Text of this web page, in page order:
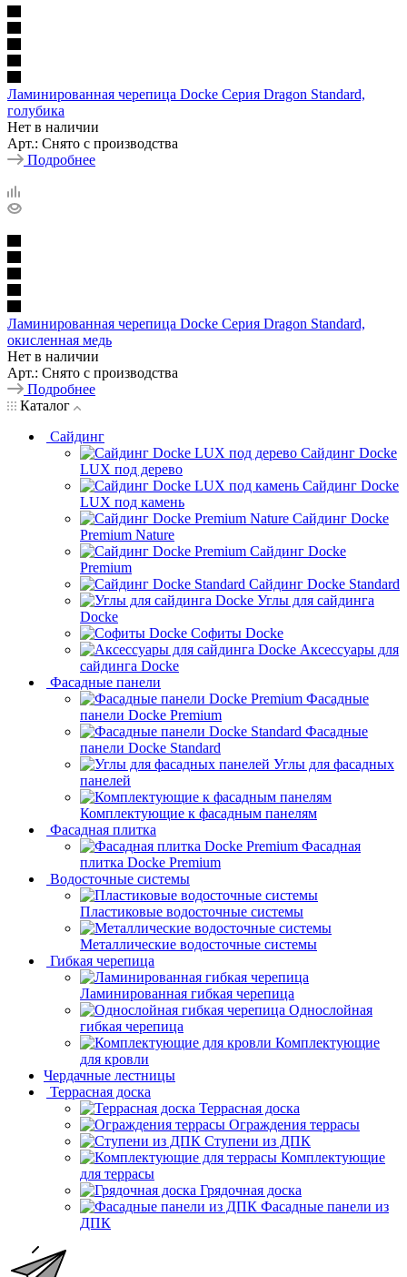
Ламинированная черепица Docke Серия Dragon Standard,
голубика
Нет в наличии
Арт.: Снято с производства
Подробнее
Ламинированная черепица Docke Серия Dragon Standard,
окисленная медь
Нет в наличии
Арт.: Снято с производства
Подробнее
Каталог
Сайдинг
Сайдинг Docke
LUX под дерево
Сайдинг Docke
LUX под камень
Сайдинг Docke
Premium Nature
Сайдинг Docke
Premium
Сайдинг Docke Standard
Углы для сайдинга
Docke
Софиты Docke
Аксессуары для
сайдинга Docke
Фасадные панели
Фасадные
панели Docke Premium
Фасадные
панели Docke Standard
Углы для фасадных
панелей
Комплектующие к фасадным панелям
Фасадная плитка
Фасадная
плитка Docke Premium
Водосточные системы
Пластиковые водосточные системы
Металлические водосточные системы
Гибкая черепица
Ламинированная гибкая черепица
Однослойная
гибкая черепица
Комплектующие
для кровли
Чердачные лестницы
Террасная доска
Террасная доска
Ограждения террасы
Ступени из ДПК
Комплектующие
для террасы
Грядочная доска
Фасадные панели из
ДПК